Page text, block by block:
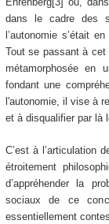
dans le cadre des
l’autonomie s’était
Tout se passant à cet
métamorphosée en
fondant une
l'autonomie, il vise à
et à disqualifier par là
C’est à l’articulation
étroitement
d’appréhender la
sociaux de ce
essentiellement